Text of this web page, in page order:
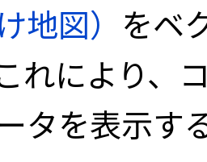
地図） をベ
れにより、
タを表示す